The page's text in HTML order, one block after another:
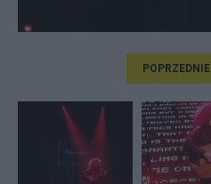
POPRZEDNIE